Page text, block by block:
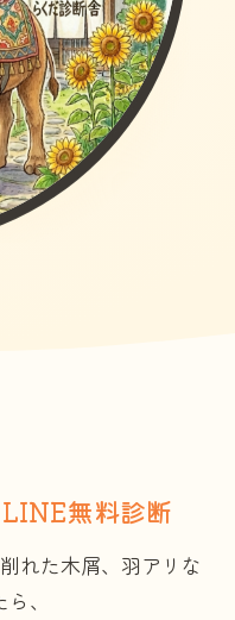
無料診断
れた木屑、羽アリな
、